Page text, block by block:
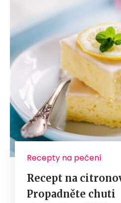
Recepty na pečení
Recept na
Propadněte chuti